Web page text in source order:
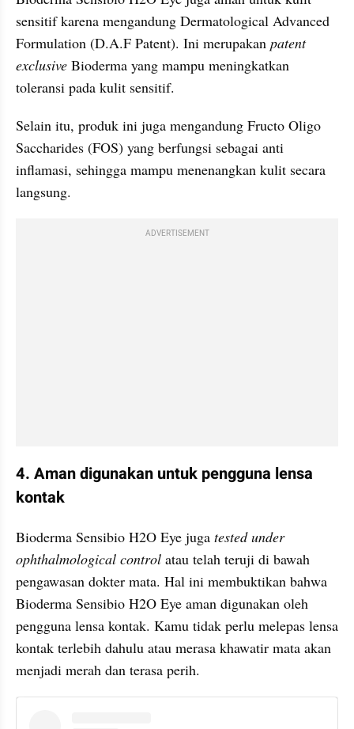
sensitif karena mengandung Dermatological Advanced
Formulation (D.A.F Patent). Ini merupakan patent
exclusive Bioderma yang mampu meningkatkan
toleransi pada kulit sensitif.
Selain itu, produk ini juga mengandung Fructo Oligo
Saccharides (FOS) yang berfungsi sebagai anti
inflamasi, sehingga mampu menenangkan kulit secara
langsung.
ADVERTISEMENT
4. Aman digunakan untuk pengguna lensa
kontak
Bioderma Sensibio H2O Eye juga tested under
ophthalmological control atau telah teruji di bawah
pengawasan dokter mata. Hal ini membuktikan bahwa
Bioderma Sensibio H2O Eye aman digunakan oleh
pengguna lensa kontak. Kamu tidak perlu melepas lensa
kontak terlebih dahulu atau merasa khawatir mata akan
menjadi merah dan terasa perih.